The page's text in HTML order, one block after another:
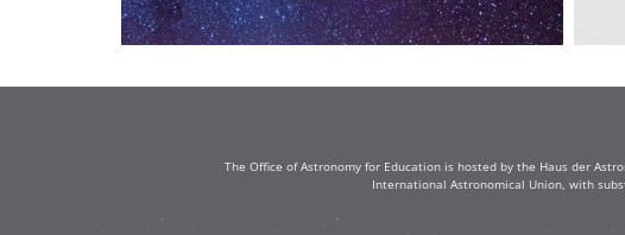
The Office of Astronomy for Education is hosted by the Haus der
International Astronomical Union, with